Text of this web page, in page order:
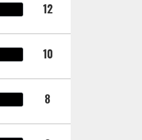
12
10
8